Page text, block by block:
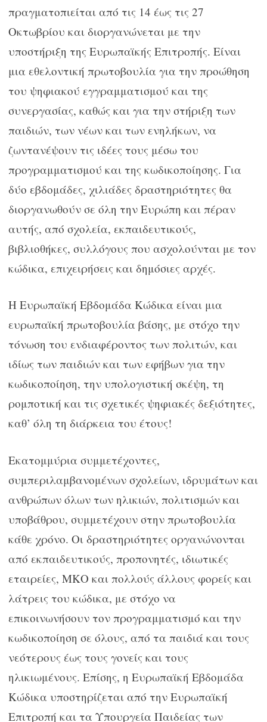
πραγματοπιείται από τις 14 έως τις 27
Οκτωβρίου και διοργανώνεται με την
υποστήριξη της Ευρωπαϊκής Επιτροπής. Είναι
μια εθελοντική πρωτοβουλία για την προώθηση
του ψηφιακού εγγραμματισμού και της
συνεργασίας, καθώς και για την στήριξη των
παιδιών, των νέων και των ενηλήκων, να
ζωντανέψουν τις ιδέες τους μέσω του
προγραμματισμού και της κωδικοποίησης. Για
δύο εβδομάδες, χιλιάδες δραστηριότητες θα
διοργανωθούν σε όλη την Ευρώπη και πέραν
αυτής, από σχολεία, εκπαιδευτικούς,
βιβλιοθήκες, συλλόγους που ασχολούνται με τον
κώδικα, επιχειρήσεις και δημόσιες αρχές.
Η Ευρωπαϊκή Εβδομάδα Κώδικα είναι μια
ευρωπαϊκή πρωτοβουλία βάσης, με στόχο την
τόνωση του ενδιαφέροντος των πολιτών, και
ιδίως των παιδιών και των εφήβων για την
κωδικοποίηση, την υπολογιστική σκέψη, τη
ρομποτική και τις σχετικές ψηφιακές δεξιότητες,
καθ’ όλη τη διάρκεια του έτους!
Εκατομμύρια συμμετέχοντες,
συμπεριλαμβανομένων σχολείων, ιδρυμάτων και
ανθρώπων όλων των ηλικιών, πολιτισμών και
υποβάθρου, συμμετέχουν στην πρωτοβουλία
κάθε χρόνο. Οι δραστηριότητες οργανώνονται
από εκπαιδευτικούς, προπονητές, ιδιωτικές
εταιρείες, ΜΚΟ και πολλούς άλλους φορείς και
λάτρεις του κώδικα, με στόχο να
επικοινωνήσουν τον προγραμματισμό και την
κωδικοποίηση σε όλους, από τα παιδιά και τους
νεότερους έως τους γονείς και τους
ηλικιωμένους. Επίσης, η Ευρωπαϊκή Εβδομάδα
Κώδικα υποστηρίζεται από την Ευρωπαϊκή
Επιτροπή και τα Υπουργεία Παιδείας των